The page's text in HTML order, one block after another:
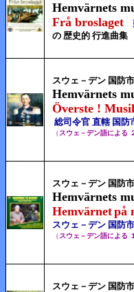
Hemvärnets
Frå broslaget
の 歴史的 行進曲集
スウェ－デン 国防
Hemvärnets
Överste !
総司令官 直轄 国防
（スウェ－デン語による
スウェ－デン 国防
Hemvärnets
Hemvärnetpå
スウェ－デン 国防
（スウェ－デン語による
スウェ－デン 国防